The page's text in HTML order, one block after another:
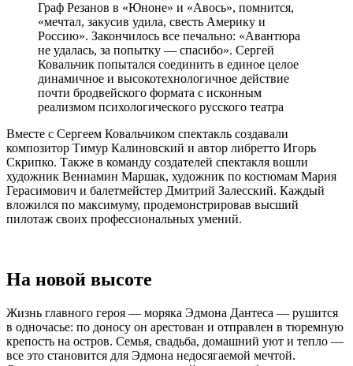
Граф Резанов в «Юноне» и «Авось», помнится,
«мечтал, закусив удила, свесть Америку и
Россию». Закончилось все печально: «Авантюра
не удалась, за попытку — спасибо». Сергей
Ковальчик попытался соединить в единое целое
динамичное и высокотехнологичное действие
почти бродвейского формата с исконным
реализмом психологического русского театра
Вместе с Сергеем Ковальчиком спектакль создавали
композитор Тимур Калиновский и автор либретто Игорь
Скрипко. Также в команду создателей спектакля вошли
художник Вениамин Маршак, художник по костюмам Мария
Герасимович и балетмейстер Дмитрий Залесский. Каждый
вложился по максимуму, продемонстрировав высший
пилотаж своих профессиональных умений.
На новой высоте
Жизнь главного героя — моряка Эдмона Дантеса — рушится
в одночасье: по доносу он арестован и отправлен в тюремную
крепость на остров. Семья, свадьба, домашний уют и тепло —
все это становится для Эдмона недосягаемой мечтой.